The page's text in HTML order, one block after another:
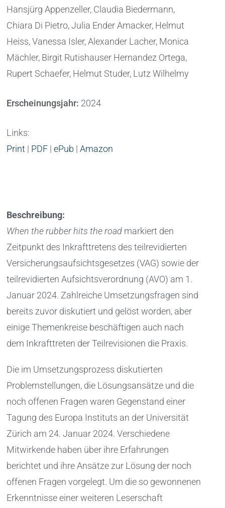
Hansjürg Appenzeller, Claudia Biedermann,
Chiara Di Pietro, Julia Ender Amacker, Helmut
Heiss, Vanessa Isler, Alexander Lacher, Monica
Mächler, Birgit Rutishauser Hernandez Ortega,
Rupert Schaefer, Helmut Studer, Lutz Wilhelmy
Erscheinungsjahr: 2024
Links:
Print | PDF |ePub |Amazon
Beschreibung:
When the rubber hits the road markiert den
Zeitpunkt des Inkrafttretens des teilrevidierten
Versicherungsaufsichtsgesetzes (VAG) sowie der
teilrevidierten Aufsichtsverordnung (AVO) am 1.
Januar 2024. Zahlreiche Umsetzungsfragen sind
bereits zuvor diskutiert und gelöst worden, aber
einige Themenkreise beschäftigen auch nach
dem Inkrafttreten der Teilrevisionen die Praxis.
Die im Umsetzungsprozess diskutierten
Problemstellungen, die Lösungsansätze und die
noch offenen Fragen waren Gegenstand einer
Tagung des Europa Instituts an der Universität
Zürich am 24. Januar 2024. Verschiedene
Mitwirkende haben über ihre Erfahrungen
berichtet und ihre Ansätze zur Lösung der noch
offenen Fragen vorgelegt. Um die so gewonnenen
Erkenntnisse einer weiteren Leserschaft